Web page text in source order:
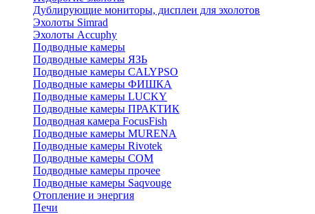
Дублирующие мониторы, дисплеи для эхолотов
Эхолоты Simrad
Эхолоты Accuphy
Подводные камеры
Подводные камеры ЯЗЬ
Подводные камеры CALYPSO
Подводные камеры ФИШКА
Подводные камеры LUCKY
Подводные камеры ПРАКТИК
Подводная камера FocusFish
Подводные камеры MURENA
Подводные камеры Rivotek
Подводные камеры СОМ
Подводные камеры прочее
Подводные камеры Saqvouge
Отопление и энергия
Печи